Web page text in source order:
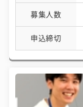
募集人数
申込締切